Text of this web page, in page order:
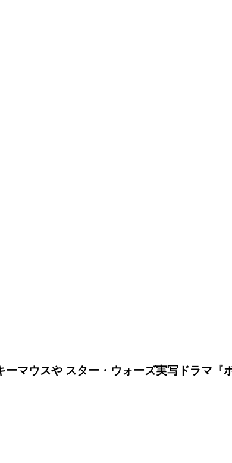
マウスや スター・ウォーズ実写ドラマ